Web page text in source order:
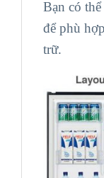
Bạn có
để phù
trữ.